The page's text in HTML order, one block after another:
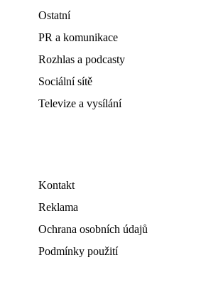
Ostatní
PR a komunikace
Rozhlas a podcasty
Sociální sítě
Televize a vysílání
Kontakt
Reklama
Ochrana osobních údajů
Podmínky použití